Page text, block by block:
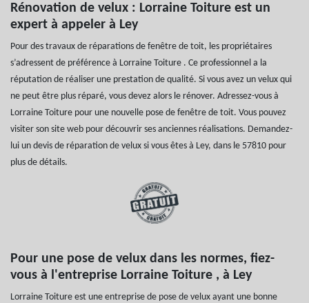
Rénovation de velux : Lorraine Toiture est un
expert à appeler à Ley
Pour des travaux de réparations de fenêtre de toit, les propriétaires
s’adressent de préférence à Lorraine Toiture . Ce professionnel a la
réputation de réaliser une prestation de qualité. Si vous avez un velux qui
ne peut être plus réparé, vous devez alors le rénover. Adressez-vous à
Lorraine Toiture pour une nouvelle pose de fenêtre de toit. Vous pouvez
visiter son site web pour découvrir ses anciennes réalisations. Demandez-
lui un devis de réparation de velux si vous êtes à Ley, dans le 57810 pour
plus de détails.
Pour une pose de velux dans les normes, fiez-
vous à l'entreprise Lorraine Toiture , à Ley
Lorraine Toiture est une entreprise de pose de velux ayant une bonne